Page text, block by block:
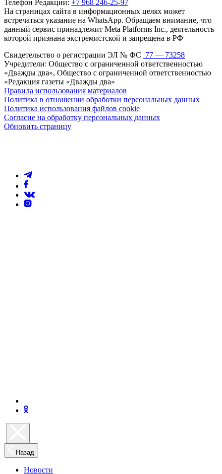
Телефон Редакции: +7 968 246-25-97
На страницах сайта в информационных целях может
встречаться указание на WhatsApp. Обращаем внимание, что
данный сервис принадлежит Meta Platforms Inc., деятельность
которой признана экстремистской и запрещена в РФ
Свидетельство о регистрации ЭЛ № ФС 77 — 73258
Учредители: Общество с ограниченной ответственностью
«Дважды два», Общество с ограниченной ответственностью
«Редакция газеты «Дважды два»
Правила использования материалов
Политика в отношении обработки персональных данных
Политика использования файлов cookie
Согласие на обработку персональных данных
Обновить страницу
Назад
Новости